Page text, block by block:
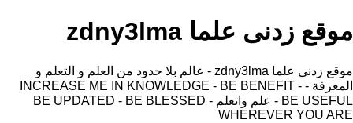
موقع زدنى علما zdny3lma
موقع زدنى علما zdny3lma - عالم بلا حدود من العلم و التعلم و
المعرفة - INCREASE ME IN KNOWLEDGE - BE BENEFIT -
BE USEFUL - علم واتعلم - BE UPDATED - BE BLESSED
WHEREVER YOU ARE